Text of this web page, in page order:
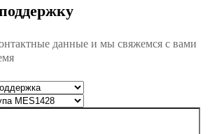
доступа MES1428
доступа MES1428
доступа
данные и мы свяжемся с вами